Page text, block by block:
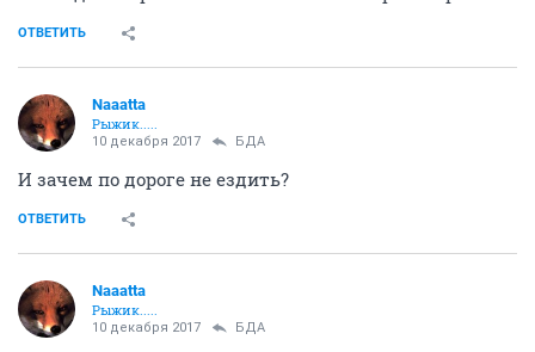
ОТВЕТИТЬ
Naaatta
Рыжик.....
10 декабря 2017 БДА
И зачем по дороге не ездить?
ОТВЕТИТЬ
Naaatta
Рыжик.....
10 декабря 2017 БДА